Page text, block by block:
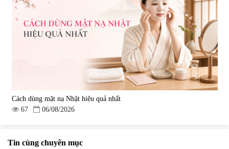
Cách dùng mặt nạ Nhật hiệu quả nhất
67
06/08/2026
Tin cùng chuyên mục